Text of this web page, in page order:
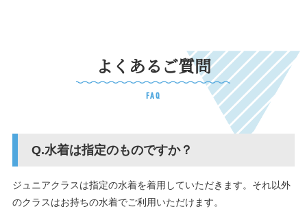
よくあるご質問
FAQ
水着は指定のものですか？
ジュニアクラスは指定の水着を着用していただきます。それ以外
のクラスはお持ちの水着でご利用いただけます。